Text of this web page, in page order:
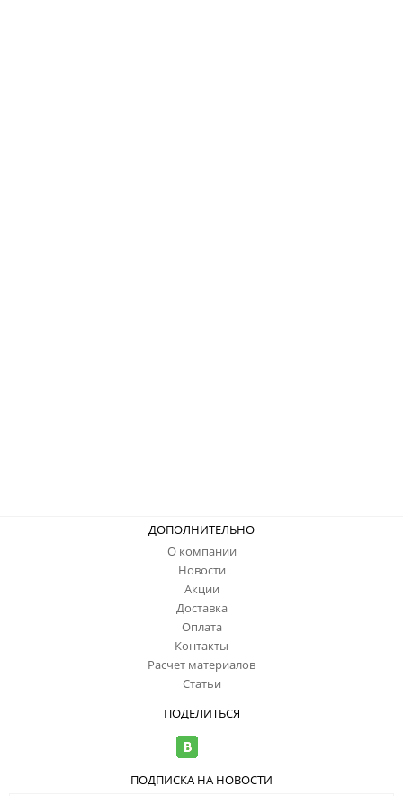
ДОПОЛНИТЕЛЬНО
О компании
Новости
Акции
Доставка
Оплата
Контакты
Расчет материалов
Статьи
ПОДЕЛИТЬСЯ
ПОДПИСКА НА НОВОСТИ